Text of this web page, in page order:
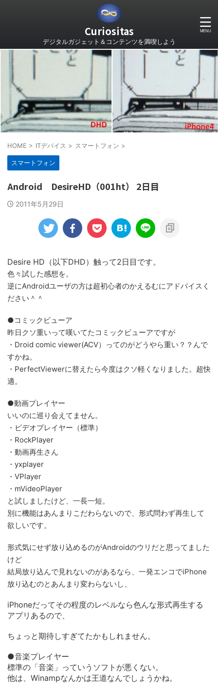
Curiositas
デジタルガジェット＆コンテンツを満喫しよう
HOME > ITデバイス > スマートフォン >
スマートフォン
Android DesireHD（001ht） 2日目
2011年5月29日
Desire HD（以下DHD）触って2日目です。
色々試した感想を。
逆にAndroidユーザの方は超初心者のかえるむにアドバイスく
ださい＾＾
●コミックビューア
昨日クソ重いって嘆いてたコミックビューアですが
・Droid comic viewer(ACV）ってのがどうやら重い？？んで
すかね。
・PerfectViewerに替えたら今度はクソ軽くなりました。超快
適。
●動画プレイヤー
いいのに巡り会えてません。
・ビデオプレイヤー（標準）
・RockPlayer
・動画再生さん
・yxplayer
・VPlayer
・mVideoPlayer
と試しましたけど、一長一短。
別に機能はあんまりこだわらないので、形式問わず再生して
欲しいです。
形式気にせず放り込めるのがAndroidのウリだと思ってました
けど
結局放り込んで見れないのがあるなら、一発エンコでiPhone
放り込むのとあんまり変わらないし、
iPhoneだってその程度のレベルなら色んな形式再生する
アプリあるので、
ちょっと期待しすぎてたかもしれません。
●音楽プレイヤー
標準の「音楽」っていうソフトが悪くない。
他は、Winampなんかは王道なんでしょうかね。